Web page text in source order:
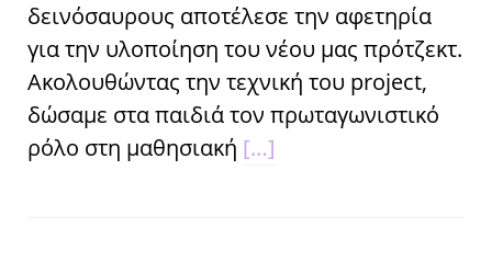
δεινόσαυρους αποτέλεσε την αφετηρία
για την υλοποίηση του νέου μας πρότζεκτ.
Ακολουθώντας την τεχνική του project,
δώσαμε στα παιδιά τον πρωταγωνιστικό
ρόλο στη μαθησιακή […]